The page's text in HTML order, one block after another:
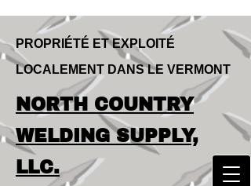
LOCALLY OWNED & OPERATED IN
VERMONT
NORTH COUNTRY
WELDING SUPPLY,
LLC
PROPRIÉTÉ ET EXPLOITÉ
LOCALEMENT DANS LE VERMONT
NORTH COUNTRY
WELDING SUPPLY,
LLC.